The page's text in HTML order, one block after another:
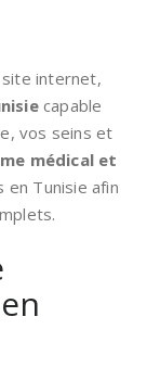
internet,
capable
vos seins et
médical et
en Tunisie afin